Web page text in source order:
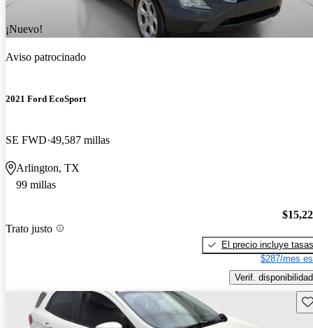
¡Nuevo!
Aviso patrocinado
2021 Ford EcoSport
SE FWD 49,587 millas
Arlington, TX
99 millas
Trato justo
El precio incluye tasas
$287/mes
Verif. disponibilidad